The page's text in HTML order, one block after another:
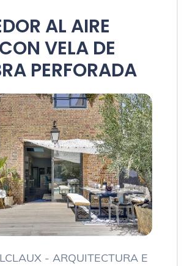
AL AIRE
VELA DE
PERFORADA
- ARQUITECTURA E